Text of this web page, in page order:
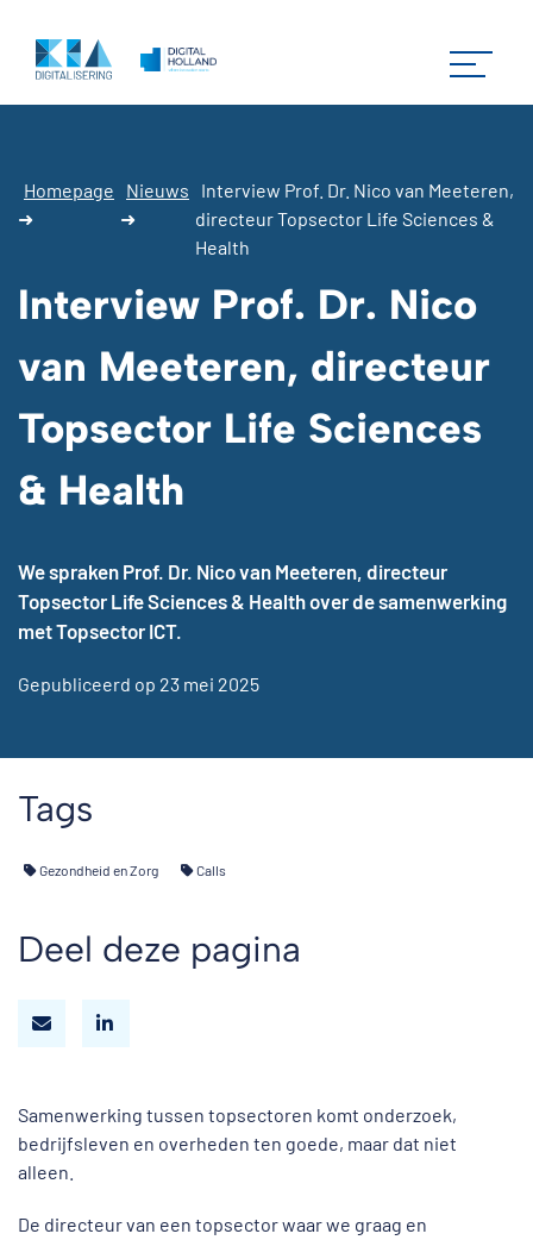
Homepage
➜
Nieuws
➜
Interview Prof. Dr. Nico van Meeteren,
directeur Topsector Life Sciences &
Health
Interview Prof. Dr. Nico
van Meeteren, directeur
Topsector Life Sciences
& Health
We spraken Prof. Dr. Nico van Meeteren, directeur
Topsector Life Sciences & Health over de samenwerking
met Topsector ICT.
Gepubliceerd op 23 mei 2025
Tags
Gezondheid en Zorg Calls
Deel deze pagina
Samenwerking tussen topsectoren komt onderzoek,
bedrijfsleven en overheden ten goede, maar dat niet
alleen.
De directeur van een topsector waar we graag en